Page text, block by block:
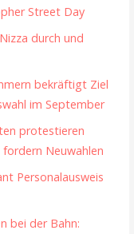
Street Day
durch und
bekräftigt Ziel
im September
protestieren
Neuwahlen
Personalausweis
bei der Bahn: